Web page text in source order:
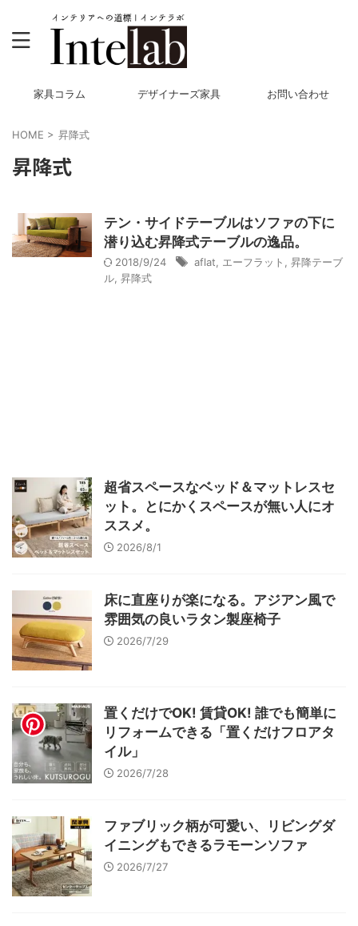
家具コラム デザイナーズ家具 お問い合わせ
HOME > 昇降式
昇降式
テン・サイドテーブルはソファの下に
潜り込む昇降式テーブルの逸品。
2018/9/24 aflat エーフラット
昇降テーブ
ル 昇降式
超省スペースなベッド＆マットレスセ
ット。とにかくスペースが無い人にオ
ススメ。
2026/8/1
床に直座りが楽になる。アジアン風で
雰囲気の良いラタン製座椅子
2026/7/29
置くだけでOK! 賃貸OK! 誰でも簡単に
リフォームできる「置くだけフロアタ
イル」
2026/7/28
ファブリック柄が可愛い、リビングダ
イニングもできるラモーンソファ
2026/7/27